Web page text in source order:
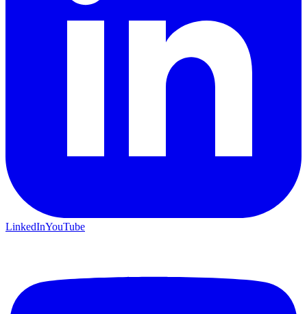
LinkedInYouTube